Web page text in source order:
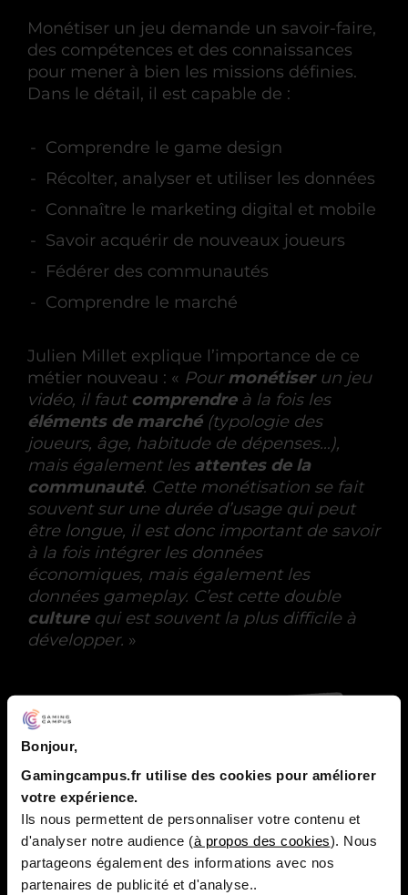
Bonjour,
Gamingcampus.fr utilise des cookies pour améliorer
votre expérience.
Ils nous permettent de personnaliser votre contenu et
d'analyser notre audience (à propos des cookies). Nous
partageons également des informations avec nos
partenaires de publicité et d'analyse..
Monétiser un jeu demande un savoir-faire,
des compétences et des connaissances
pour mener à bien les missions définies.
Dans le détail, il est capable de :
Comprendre le game design
Récolter, analyser et utiliser les données
Connaître le marketing digital et mobile
Savoir acquérir de nouveaux joueurs
Fédérer des communautés
Comprendre le marché
Julien Millet explique l’importance de ce
métier nouveau : « Pourmonétiserun jeu
vidéo, il faut comprendreà la fois les
éléments de marché(typologie des
joueurs, âge, habitude de dépenses…),
mais également les attentes de la
communauté. Cette monétisation se fait
souvent sur une durée d’usage qui peut
être longue, il est donc important de savoir
à la fois intégrer les données
économiques, mais également les
données gameplay. C’est cette double
culturequi est souvent la plus difficile à
développer. »